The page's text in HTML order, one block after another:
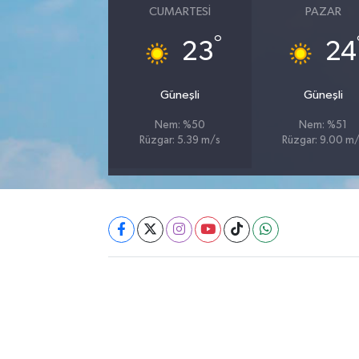
CUMARTESI
23°
Güneşli
Nem: %50
Rüzgar: 5.39 m/s
PAZAR
24
Güneşli
Nem: %51
Rüzgar: 9.00